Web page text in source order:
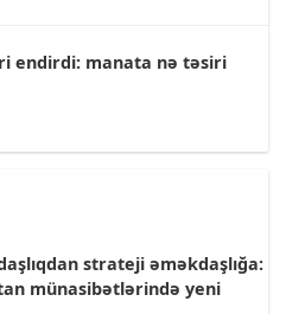
endirdi: manata nə təsiri
strateji əməkdaşlığa:
münasibətlərində yeni